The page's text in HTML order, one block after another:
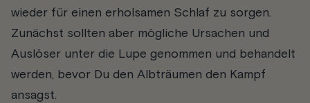
wieder für einen erholsamen Schlaf zu sorgen.
Zunächst sollten aber mögliche Ursachen und
Auslöser unter die Lupe genommen und behandelt
werden, bevor Du den Albträumen den Kampf
ansagst.